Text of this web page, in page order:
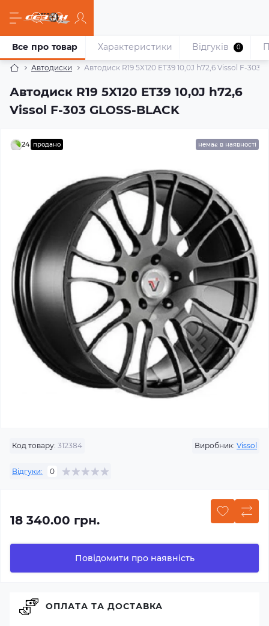
Автодиски Автодиск R19 5X120 ET39 10,0J h72,6 Vissol F-303
Автодиск R19 5X120 ET39 10,0J h72,6
Vissol F-303 GLOSS-BLACK
Все про товар Характеристики Відгуків 0
24 продано немає в наявності
Код товару: 312384 Виробник: Vissol
Відгуки: 0
18 340.00 грн.
Повідомити про наявність
ОПЛАТА ТА ДОСТАВКА